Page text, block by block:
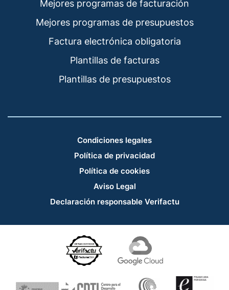
Mejores programas de facturación
Mejores programas de presupuestos
Factura electrónica obligatoria
Plantillas de facturas
Plantillas de presupuestos
Condiciones legales
Política de privacidad
Política de cookies
Aviso Legal
Declaración responsable Verifactu